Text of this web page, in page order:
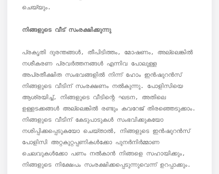
ചെയ്യും.
നിങ്ങളുടെ വീട് സംരക്ഷിക്കുന്നു
പ്രകൃതി ദുരന്തങ്ങൾ, തീപിടിത്തം, മോഷണം, അല്ലെങ്കിൽ
നശീകരണ പ്രവർത്തനങ്ങൾ എന്നിവ പോലുള്ള
അപ്രതീക്ഷിത സംഭവങ്ങളിൽ നിന്ന് ഹോം ഇൻഷുറൻസ്
നിങ്ങളുടെ വീടിന് സംരക്ഷണം നൽകുന്നു. പോളിസിയെ
ആശ്രയിച്ച്, നിങ്ങളുടെ വീടിന്റെ ഘടന, അതിലെ
ഉള്ളടക്കങ്ങൾ അല്ലെങ്കിൽ രണ്ടും കവറേജ് തിരഞ്ഞെടുക്കാം.
നിങ്ങളുടെ വീടിന് കേടുപാടുകൾ സംഭവിക്കുകയോ
നശിപ്പിക്കപ്പെടുകയോ ചെയ്താൽ, നിങ്ങളുടെ ഇൻഷുറൻസ്
പോളിസി അറ്റകുറ്റപ്പണികൾക്കോ ​​പുനർനിർമ്മാണ
ചെലവുകൾക്കോ ​​പണം നൽകാൻ നിങ്ങളെ സഹായിക്കും,
നിങ്ങളുടെ നിക്ഷേപം സംരക്ഷിക്കപ്പെടുന്നുവെന്ന് ഉറപ്പാക്കും.